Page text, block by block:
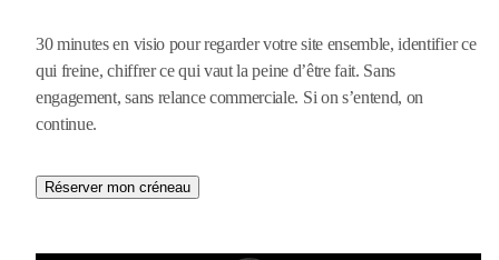
30 minutes en visio pour regarder votre site ensemble, identifier ce
qui freine, chiffrer ce qui vaut la peine d’être fait. Sans
engagement, sans relance commerciale. Si on s’entend, on
continue.
Réserver mon créneau